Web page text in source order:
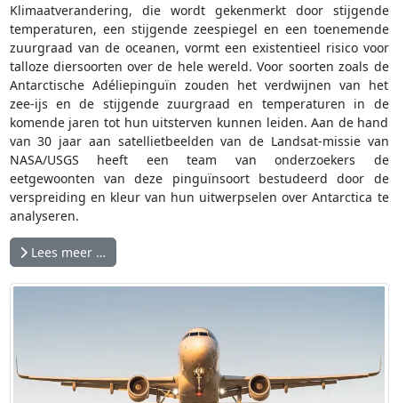
Klimaatverandering, die wordt gekenmerkt door stijgende
temperaturen, een stijgende zeespiegel en een toenemende
zuurgraad van de oceanen, vormt een existentieel risico voor
talloze diersoorten over de hele wereld. Voor soorten zoals de
Antarctische Adéliepinguïn zouden het verdwijnen van het
zee-ijs en de stijgende zuurgraad en temperaturen in de
komende jaren tot hun uitsterven kunnen leiden. Aan de hand
van 30 jaar aan satellietbeelden van de Landsat-missie van
NASA/USGS heeft een team van onderzoekers de
eetgewoonten van deze pinguïnsoort bestudeerd door de
verspreiding en kleur van hun uitwerpselen over Antarctica te
analyseren.
Lees meer …